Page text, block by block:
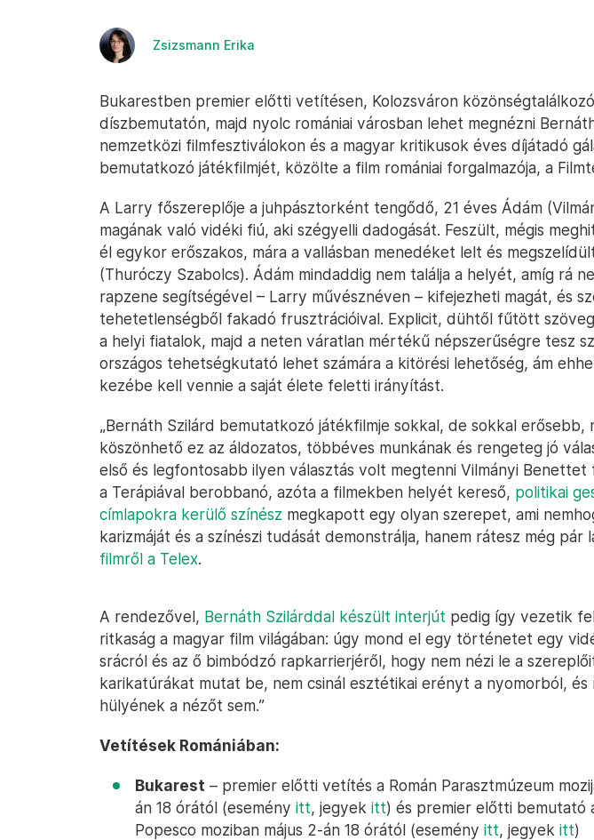
Zsizsmann Erika
Bukarestben premier előtti vetítésen, Kolozsváron
díszbemutatón, majd nyolc romániai városban lehet megnézni
nemzetközi filmfesztiválokon és a magyar kritikusok éves díjátadó
bemutatkozó játékfilmjét, közölte a film romániai forgalmazója, a
A Larry főszereplője a juhpásztorként tengődő, 21 éves Ádám
magának való vidéki fiú, aki szégyelli dadogását. Feszült, mégis
él egykor erőszakos, mára a vallásban menedéket lelt és
(Thuróczy Szabolcs). Ádám mindaddig nem találja a helyét, amíg rá
rapzene segítségével – Larry művésznéven – kifejezheti magát, és
tehetetlenségből fakadó frusztrációival. Explicit, dühtől fűtött
a helyi fiatalok, majd a neten váratlan mértékű népszerűségre tesz
országos tehetségkutató lehet számára a kitörési lehetőség, ám
kezébe kell vennie a saját élete feletti irányítást.
„Bernáth Szilárd bemutatkozó játékfilmje sokkal, de sokkal erősebb,
köszönhető ez az áldozatos, többéves munkának és rengeteg jó
első és legfontosabb ilyen választás volt megtenni Vilmányi Benettet
a Terápiával berobbanó, azóta a filmekben helyét kereső, politikai
címlapokra kerülő színész megkapott egy olyan szerepet, ami
karizmáját és a színészi tudását demonstrálja, hanem rátesz még pár
filmről a Telex.
A rendezővel, Bernáth Szilárddal készült interjút pedig így vezetik
ritkaság a magyar film világában: úgy mond el egy történetet egy
srácról és az ő bimbódzó rapkarrierjéről, hogy nem nézi le a
karikatúrákat mutat be, nem csinál esztétikai erényt a nyomorból, és
hülyének a nézőt sem.”
Vetítések Romániában:
Bukarest – premier előtti vetítés a Román Parasztmúzeum
án 18 órától (esemény itt, jegyek itt) és premier előtti bemutató
Popesco moziban május 2-án 18 órától (esemény itt, jegyek itt)